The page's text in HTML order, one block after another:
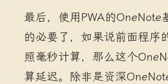
最后，使用PWA的OneNote
的必要了，如果说前面程序
照毫秒计算，那么这个
算延迟。除非是资深